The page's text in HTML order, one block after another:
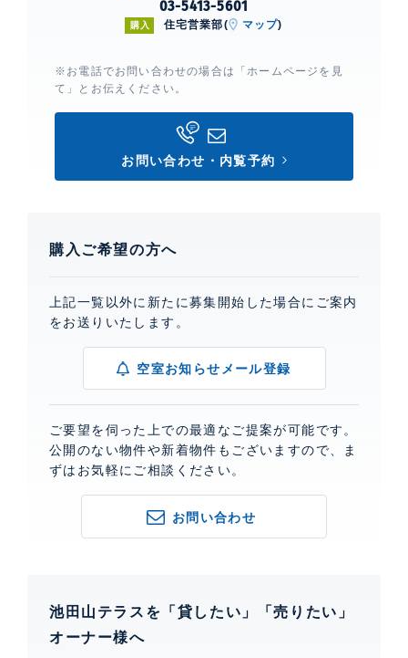
03-5413-5601
購入 住宅営業部( マップ)
※お電話でお問い合わせの場合は「ホームページを見
て」とお伝えください。
お問い合わせ・内覧予約
購入ご希望の方へ
上記一覧以外に新たに募集開始した場合にご案内
をお送りいたします。
空室お知らせメール登録
ご要望を伺った上での最適なご提案が可能です。
公開のない物件や新着物件もございますので、ま
ずはお気軽にご相談ください。
お問い合わせ
池田山テラスを「貸したい」「売りたい」
オーナー様へ